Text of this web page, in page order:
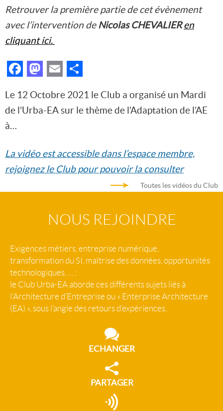
Retrouver la première partie de cet évènement
avec l’intervention de Nicolas CHEVALIER en
cliquant ici.
Facebook
Mastodon
Email
Le 12 Octobre 2021 le Club a organisé un Mardi
de l’Urba-EA sur le thème de l’Adaptation de l’AE
à…
La vidéo est accessible dans l’espace membre,
rejoignez le Club pour pouvoir la consulter
Toutes les vidéos du Club
NOUS REJOINDRE
Exigences métiers, entreprise numérique,
transformation du SI, maîtrise des données, opportunités
technologiques, … :
le Club Urba-EA aborde ces différents sujets liés à
l’Architecture d’Entreprise ou « Enterprise Architecture
(EA) », sous l’angle des retours d’expériences.
ECHANGER
PARTAGER